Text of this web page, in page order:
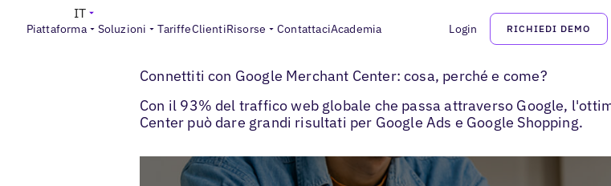
Piattaforma Soluzioni TariffeClientiRisorse ContattaciAcademia Login RICHIEDI DEMO
IT
Blogs> Ottimizzazione delle schede locali> Google Merchant Center
Connettiti con Google Merchant Center: cosa, perché e come?
Con il 93% del traffico web globale che passa attraverso Google,
Center può dare grandi risultati per Google Ads e Google Shopping.